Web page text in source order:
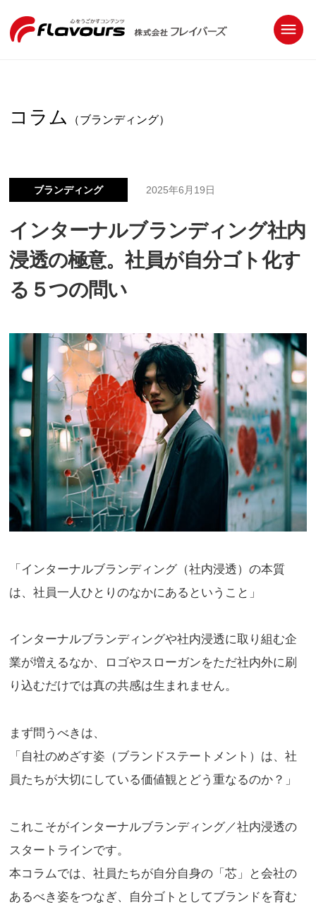
コラム （ブランディング）
ブランディング 2025年6月19日
インターナルブランディング社内
浸透の極意。社員が自分ゴト化す
る５つの問い
「インターナルブランディング（社内浸透）の本質
は、社員一人ひとりのなかにあるということ」
インターナルブランディングや社内浸透に取り組む企
業が増えるなか、ロゴやスローガンをただ社内外に刷
り込むだけでは真の共感は生まれません。
まず問うべきは、
「自社のめざす姿（ブランドステートメント）は、社
員たちが大切にしている価値観とどう重なるのか？」
これこそがインターナルブランディング／社内浸透の
スタートラインです。
本コラムでは、社員たちが自分自身の「芯」と会社の
あるべき姿をつなぎ、自分ゴトとしてブランドを育む